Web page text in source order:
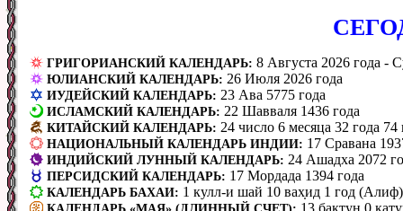
ГРИГОРИАНСКИЙ КАЛЕНДАРЬ: 8 Августа 2026 года -
ЮЛИАНСКИЙ КАЛЕНДАРЬ: 26 Июля 2026 года
ИУДЕЙСКИЙ КАЛЕНДАРЬ: 23 Ава 5775 года
ИСЛАМСКИЙ КАЛЕНДАРЬ: 22 Шавваля 1436 года
КИТАЙСКИЙ КАЛЕНДАРЬ: 24 число 6 месяца 32 года
НАЦИОНАЛЬНЫЙ КАЛЕНДАРЬ ИНДИИ: 17 Сравана
ИНДИЙСКИЙ ЛУННЫЙ КАЛЕНДАРЬ: 24 Ашадха 2072
ПЕРСИДСКИЙ КАЛЕНДАРЬ: 17 Мордада 1394 года
КАЛЕНДАРЬ БАХАИ: 1 кулл-и шай 10 вах̣ид 1 год
13 бактун 0